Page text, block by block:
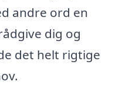
andre ord en
dig og
det helt rigtige